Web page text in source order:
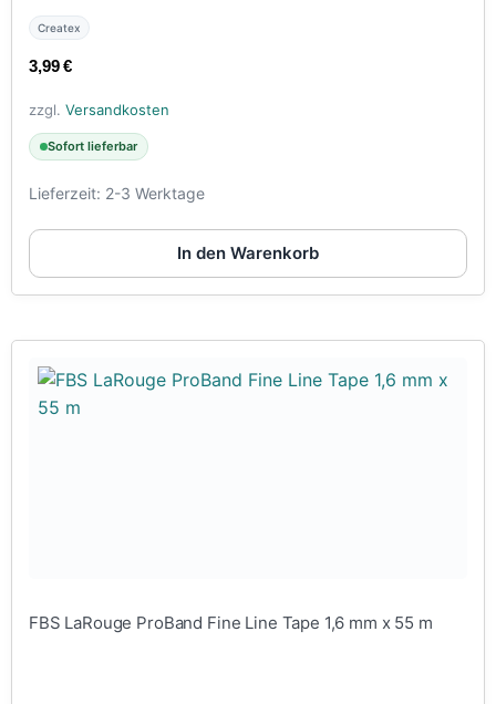
Createx
3,99€
zzgl. Versandkosten
Sofort lieferbar
Lieferzeit: 2-3 Werktage
In den Warenkorb
FBS LaRouge ProBand Fine Line Tape 1,6 mm x 55 m